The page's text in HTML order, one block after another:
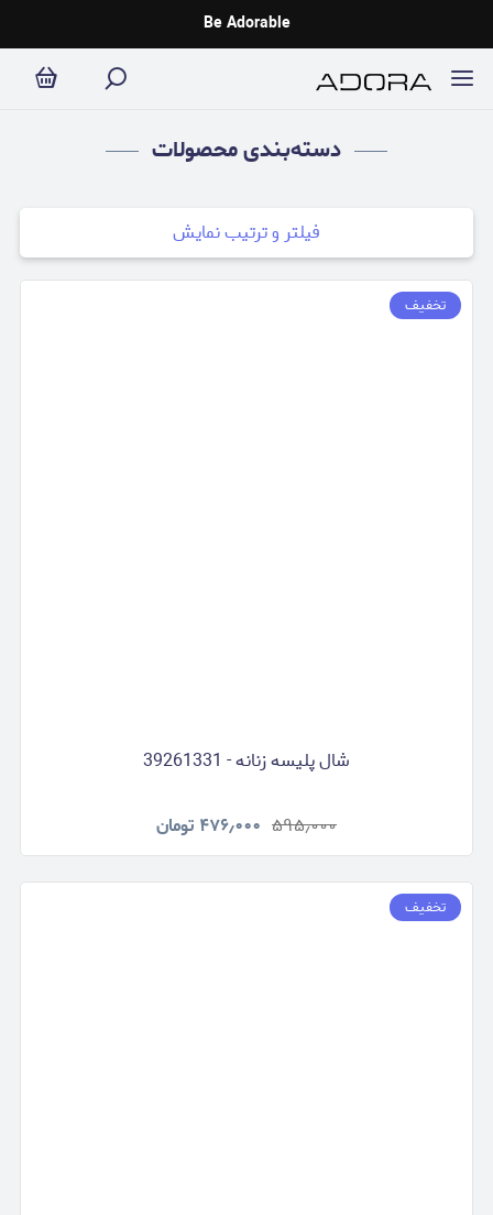
Be Adorable
دسته‌بندی محصولات
فیلتر و ترتیب نمایش
تخفیف
شال پلیسه زنانه - 39261331
۵۹۵٫۰۰۰ ۴۷۶٫۰۰۰ تومان
تخفیف